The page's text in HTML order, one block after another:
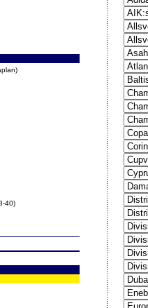
40)